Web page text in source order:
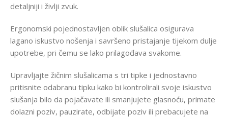
detaljniji i življi zvuk.
Ergonomski pojednostavljen oblik slušalica osigurava
lagano iskustvo nošenja i savršeno pristajanje tijekom dulje
upotrebe, pri čemu se lako prilagođava svakome.
Upravljajte žičnim slušalicama s tri tipke i jednostavno
pritisnite odabranu tipku kako bi kontrolirali svoje iskustvo
slušanja bilo da pojačavate ili smanjujete glasnoću, primate
dolazni poziv, pauzirate, odbijate poziv ili prebacujete na